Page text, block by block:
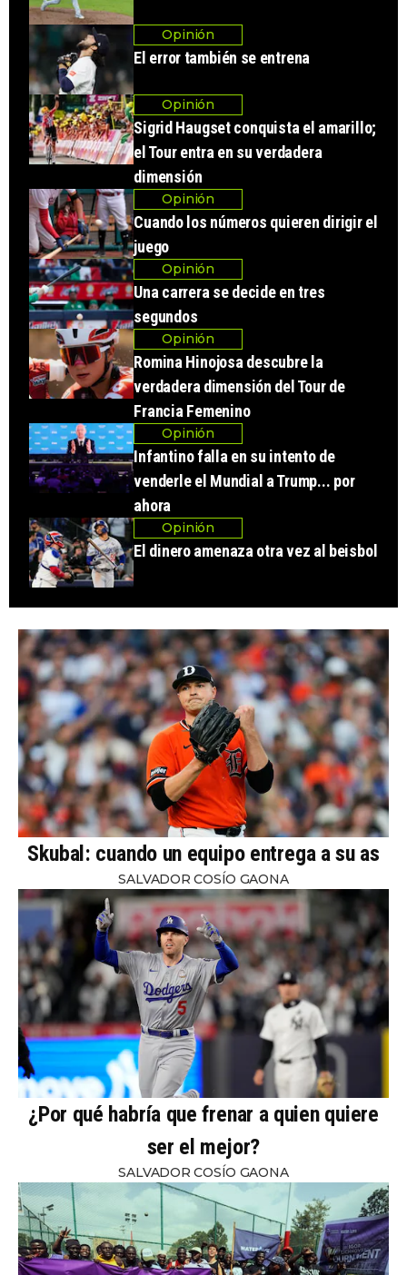
Opinión
El error también se entrena
Opinión
Sigrid Haugset conquista el amarillo;
el Tour entra en su verdadera
dimensión
Opinión
Cuando los números quieren dirigir el
juego
Opinión
Una carrera se decide en tres
segundos
Opinión
Romina Hinojosa descubre la
verdadera dimensión del Tour de
Francia Femenino
Opinión
Infantino falla en su intento de
venderle el Mundial a Trump... por
ahora
Opinión
El dinero amenaza otra vez al beisbol
Skubal: cuando un equipo entrega a su as
SALVADOR COSÍO GAONA
¿Por qué habría que frenar a quien quiere
ser el mejor?
SALVADOR COSÍO GAONA